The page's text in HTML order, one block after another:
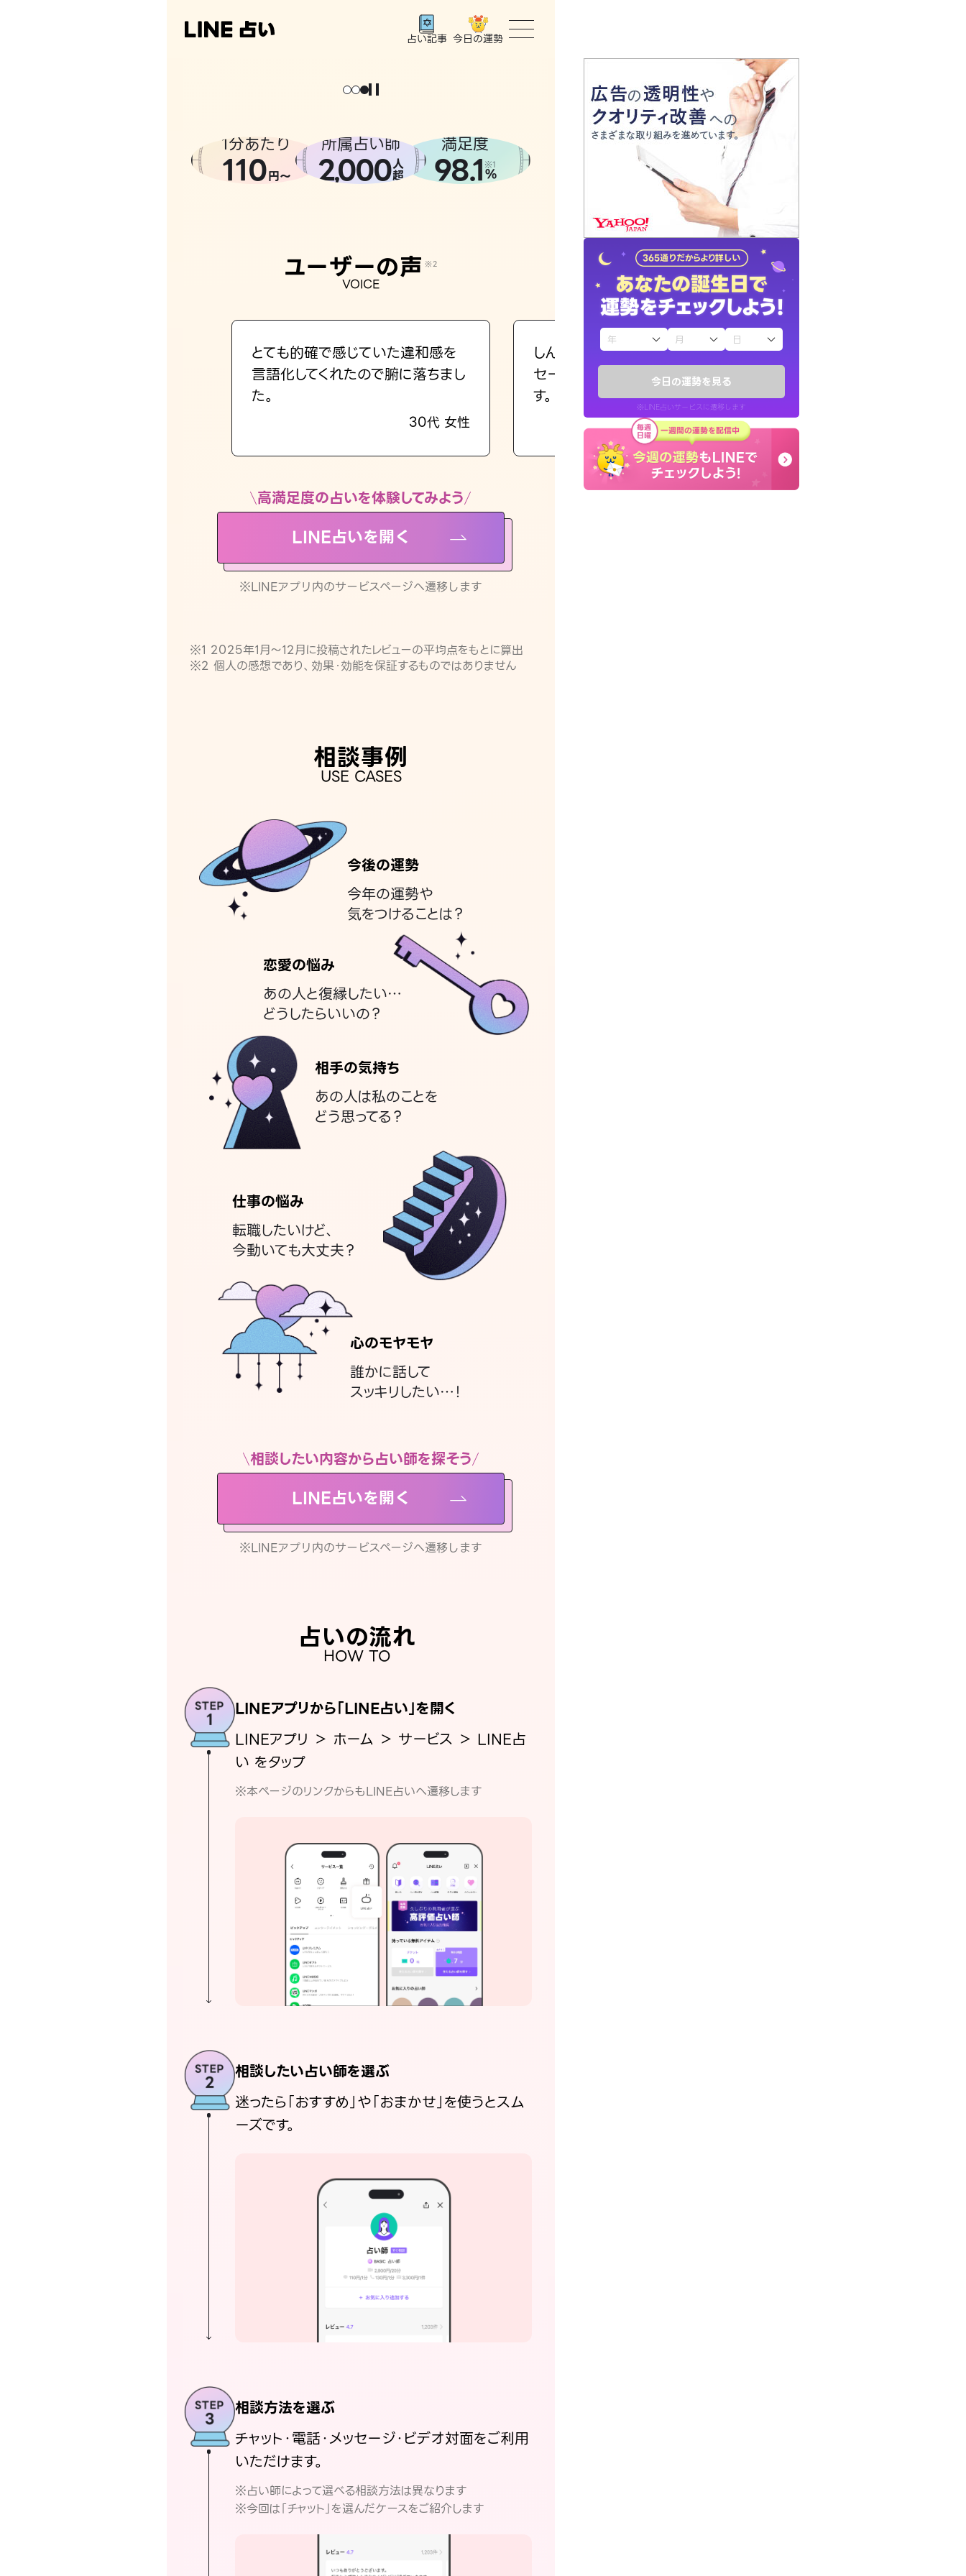
今日の運勢を見る
※LINE占いサービスに遷移します
占い記事 今日の運勢
トップ
ユーザーの声
占いの流れ
おすすめの占い師
よくある質問
えもじの子（占）12星座占い
お知らせ
。
1分あたり
110円〜
所属占い師
2,000人
超
満足度
98.1 ※1
%
ユーザーの声 ※2
VOICE
とても的確で感じていた違和感を
言語化してくれたので腑に落ちまし
た。
30代 女性
しんどくなってましたが、先生のメッ
セージを読み返してお守りにしてま
す。
40代 女性
高満足度の占いを体験してみよう
LINE占いを開く
※LINEアプリ内のサービスページへ遷移します
※1 2025年1月〜12月に投稿されたレビューの平均点をもとに算出
※2 個人の感想であり、効果・効能を保証するものではありません
相談事例
USE CASES
今後の運勢
今年の運勢や
気をつけることは？
恋愛の悩み
あの人と復縁したい…
どうしたらいいの？
相手の気持ち
あの人は私のことを
どう思ってる？
仕事の悩み
転職したいけど、
今動いても大丈夫？
心のモヤモヤ
誰かに話して
スッキリしたい…！
相談したい内容から占い師を探そう
LINE占いを開く
※LINEアプリ内のサービスページへ遷移します
占いの流れ
HOW TO
LINEアプリから「LINE占い」を開く
LINEアプリ ＞ ホーム ＞ サービス ＞ LINE占
い をタップ
※本ページのリンクからもLINE占いへ遷移します
相談したい占い師を選ぶ
迷ったら「おすすめ」や「おまかせ」を使うとスム
ーズです。
相談方法を選ぶ
チャット・電話・メッセージ・ビデオ対面をご利用
いただけます。
※占い師によって選べる相談方法は異なります
※今回は「チャット」を選んだケースをご紹介します